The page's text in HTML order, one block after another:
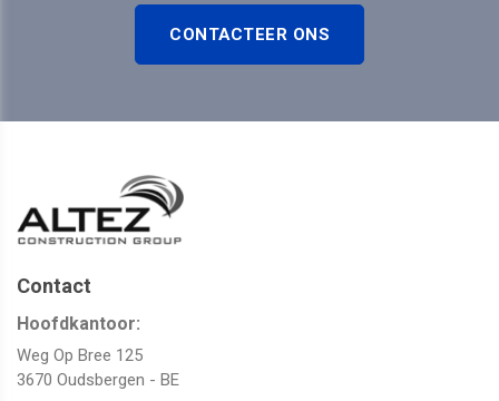
CONTACTEER ONS
Contact
Hoofdkantoor:
Weg Op Bree 125
3670 Oudsbergen - BE